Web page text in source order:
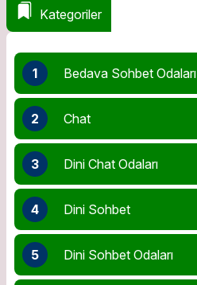
Kategoriler
1 Bedava Sohbet Odaları
2 Chat
3 Dini Chat Odaları
4 Dini Sohbet
5 Dini Sohbet Odaları